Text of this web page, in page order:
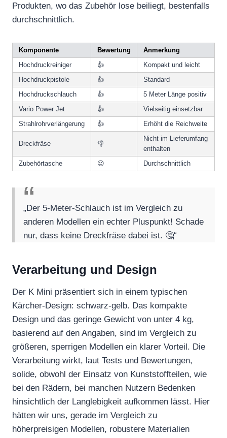
Produkten, wo das Zubehör lose beiliegt, bestenfalls
durchschnittlich.
Komponente Bewertung
Anmerkung
Hochdruckreiniger
👍
Kompakt und leicht
Hochdruckpistole
👍
Standard
Hochdruckschlauch
👍
5 Meter Länge positiv
Vario Power Jet
👍
Vielseitig einsetzbar
Strahlrohrverlängerung
👍 Erhöht die Reichweite
Dreckfräse 👎
Nicht im Lieferumfang
enthalten
Zubehörtasche
😐 Durchschnittlich
„Der 5-Meter-Schlauch ist im Vergleich zu
anderen Modellen ein echter Pluspunkt! Schade
nur, dass keine Dreckfräse dabei ist. 🤔“
Verarbeitung und Design
Der K Mini präsentiert sich in einem typischen
Kärcher-Design: schwarz-gelb. Das kompakte
Design und das geringe Gewicht von unter 4 kg,
basierend auf den Angaben, sind im Vergleich zu
größeren, sperrigen Modellen ein klarer Vorteil. Die
Verarbeitung wirkt, laut Tests und Bewertungen,
solide, obwohl der Einsatz von Kunststoffteilen, wie
bei den Rädern, bei manchen Nutzern Bedenken
hinsichtlich der Langlebigkeit aufkommen lässt. Hier
hätten wir uns, gerade im Vergleich zu
höherpreisigen Modellen, robustere Materialien